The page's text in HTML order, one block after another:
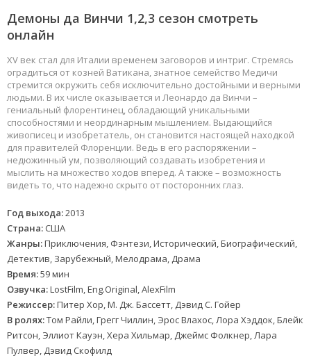
Демоны да Винчи 1,2,3 сезон смотреть
онлайн
XV век стал для Италии временем заговоров и интриг. Стремясь
оградиться от козней Ватикана, знатное семейство Медичи
стремится окружить себя исключительно достойными и верными
людьми. В их числе оказывается и Леонардо да Винчи –
гениальный флорентинец, обладающий уникальными
способностями и неординарным мышлением. Выдающийся
живописец и изобретатель, он становится настоящей находкой
для правителей Флоренции. Ведь в его распоряжении –
недюжинный ум, позволяющий создавать изобретения и
мыслить на множество ходов вперед. А также – возможность
видеть то, что надежно скрыто от посторонних глаз.
Год выхода:2013
Страна: США
Жанры:Приключения, Фэнтези, Исторический, Биографический,
Детектив, Зарубежный, Мелодрама, Драма
Время:59 мин
Озвучка:LostFilm, Eng.Original, AlexFilm
Режиссер:Питер Хор, М. Дж. Бассетт, Дэвид С. Гойер
В ролях:Том Райли, Грегг Чиллин, Эрос Влахос, Лора Хэддок, Блейк
Ритсон, Эллиот Кауэн, Хера Хильмар, Джеймс Фолкнер, Лара
Пулвер, Дэвид Скофилд